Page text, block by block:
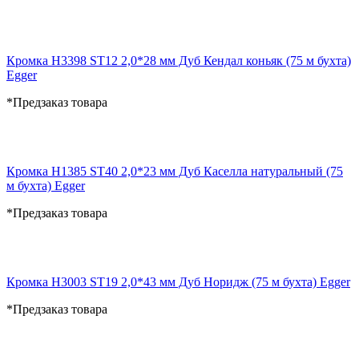
Кромка H3398 ST12 2,0*28 мм Дуб Кендал коньяк (75 м бухта)
Egger
*Предзаказ товара
Кромка H1385 ST40 2,0*23 мм Дуб Каселла натуральный (75
м бухта) Egger
*Предзаказ товара
Кромка H3003 ST19 2,0*43 мм Дуб Норидж (75 м бухта) Egger
*Предзаказ товара